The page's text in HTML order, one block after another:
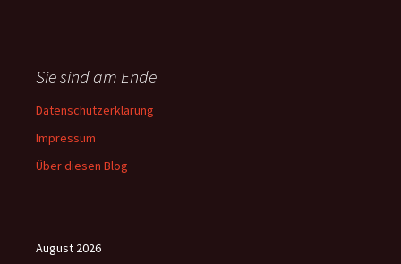
Sie sind am Ende
Datenschutzerklärung
Impressum
Über diesen Blog
August 2026